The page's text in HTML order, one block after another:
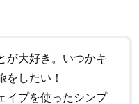
が大好き。いつかキ
をしたい！
イプを使ったシンプ